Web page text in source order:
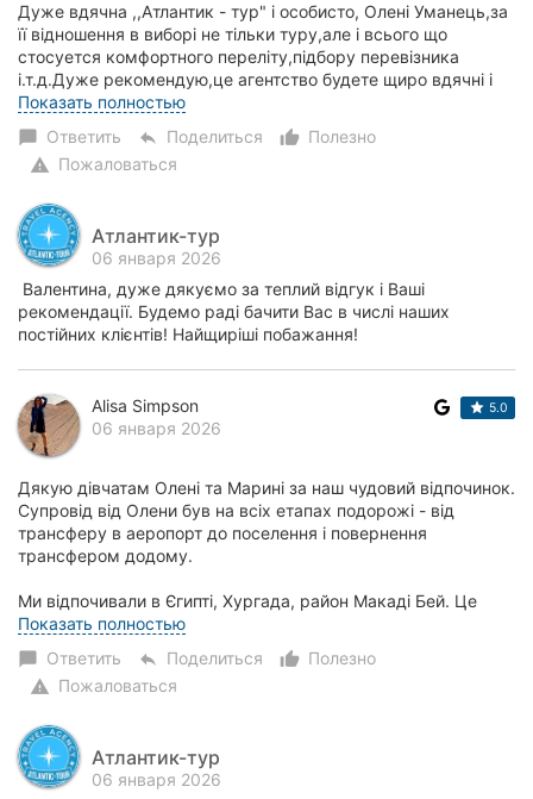
Дуже вдячна ,,Атлантик - тур" і особисто, Олені Уманець,за
її відношення в виборі не тільки туру,але і всього що
стосуется комфортного переліту,підбору перевізника
і.т.д.Дуже рекомендую,це агентство будете щиро вдячні і
задоволені вашим відпочинком.Б...
Показать полностью
chat_bubble Ответить reply Поделиться thumb_up_alt
Полезно
warning Пожаловаться
Атлантик-тур
06 января 2026
Валентина, дуже дякуємо за теплий відгук і Ваші
рекомендації. Будемо раді бачити Вас в числі наших
постійних клієнтів! Найщиріші побажання!
Alisa Simpson
06 января 2026
5.0
Дякую дівчатам Олені та Марині за наш чудовий відпочинок.
Супровід від Олени був на всіх етапах подорожі - від
трансферу в аеропорт до поселення і повернення
трансфером додому.
Ми відпочивали в Єгипті, Хургада, район Макаді Бей. Це
чудовий готель J...
Показать полностью
chat_bubble Ответить reply Поделиться thumb_up_alt
Полезно
warning Пожаловаться
Атлантик-тур
06 января 2026